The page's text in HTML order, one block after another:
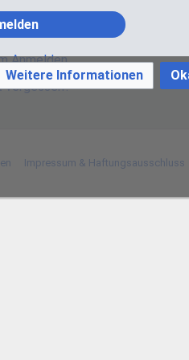
Anmelden
vergessen?
Impressum & Haftungsausschluss
Weitere Informationen